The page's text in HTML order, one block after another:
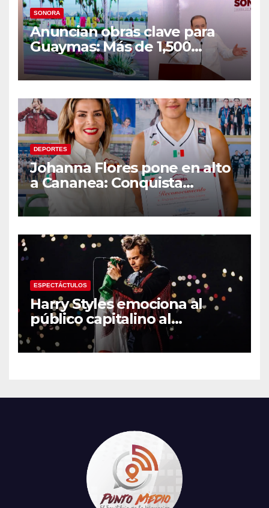
SONORA
Anuncian obras clave para
Guaymas: Más de 1,500
viviendas, modernización del
malecón y nuevo hospital del
DEPORTES
Johanna Flores pone en alto
a Cananea: Conquista
medalla de plata con la
Selección Mexicana Sub-20
Centroamericanos
ESPECTÁCTULOS
Harry Styles emociona al
público capitalino al
interpretar “Cielito Lindo” en
su tercer concierto en la